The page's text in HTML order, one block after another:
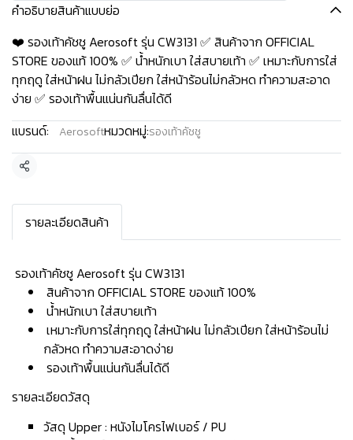
คำอธิบายสินค้าแบบย่อ
❤️ รองเท้าคัชชู Aerosoft รุ่น CW3131 ✅ สินค้าจาก OFFICIAL
STORE ของแท้ 100% ✅ น้ำหนักเบา ใส่สบายเท้า ✅ เหมาะกับการใส่
ทุกฤดู ใส่หน้าฝน ไม่กลัวเปียก ใส่หน้าร้อนไม่กลัวหด ทำความสะอาด
ง่าย ✅ รองเท้าพื้นแน่นกันลื่นได้ดี
แบรนด์:
Aerosoftหมวดหมู่:รองเท้าคัชชู
แชร์
รายละเอียดสินค้า
️ รองเท้าคัชชู Aerosoft รุ่น CW3131
สินค้าจาก OFFICIAL STORE ของแท้ 100%
น้ำหนักเบา ใส่สบายเท้า
เหมาะกับการใส่ทุกฤดู ใส่หน้าฝน ไม่กลัวเปียก ใส่หน้าร้อนไม่
กลัวหด ทำความสะอาดง่าย
รองเท้าพื้นแน่นกันลื่นได้ดี
รายละเอียดวัสดุ
วัสดุ Upper : หนังไมโครไฟเบอร์ / PU